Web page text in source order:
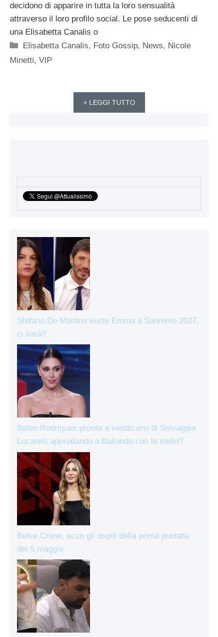
decidono di apparire in tutta la loro sensualità
attraverso il loro profilo social. Le pose seducenti di
una Elisabetta Canalis o
Categorie
Elisabetta Canalis, Foto Gossip, News, Nicole
Minetti, VIP
+ LEGGI TUTTO
Stefano De Martino vuole Emma a Sanremo 2027,
ci sarà?
Belen Rodriguez pronta a vendicarsi di Selvaggia
Lucarelli approdando a Ballando con le stelle?
Belve Crime, ecco gli ospiti della prima puntata
del 5 maggio